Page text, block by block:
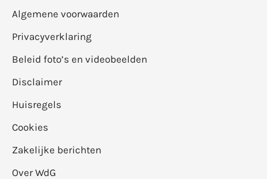
Algemene voorwaarden
Privacyverklaring
Beleid foto’s en videobeelden
Disclaimer
Huisregels
Cookies
Zakelijke berichten
Over WdG